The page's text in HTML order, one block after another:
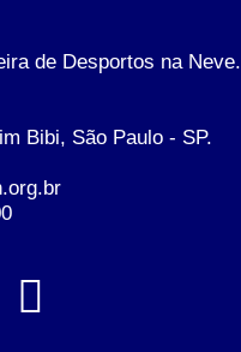
de Desportos na Neve.
Bibi, São Paulo - SP.